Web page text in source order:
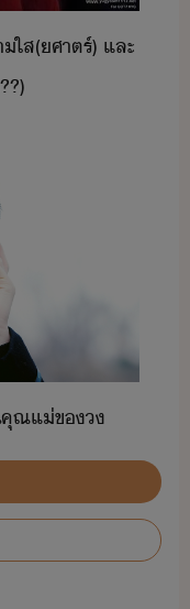
ใส​(​ศา​ตร​์​)​ ​และ​
ณแ่​ข​